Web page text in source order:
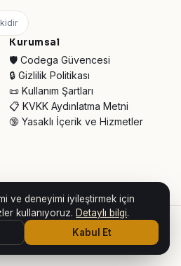
Kurumsal
🛡️ Codega Güvencesi
🔒 Gizlilik Politikası
📜 Kullanım Şartları
📋 KVKK Aydınlatma Metni
🔞 Yasaklı İçerik ve Hizmetler
·
AKSOY GROUP iştirakidir
33.961 · Bugün:313
ve deneyimi iyileştirmek için
kullanıyoruz. Detaylı bilgi.
Kabul Et